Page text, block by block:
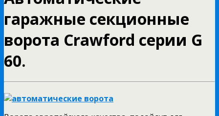
гаражные секционные
ворота Crawford серии G
60.